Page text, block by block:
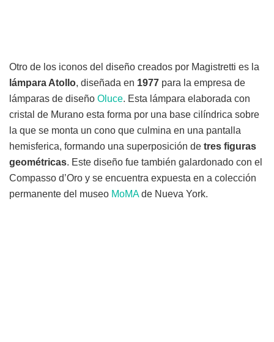
Otro de los iconos del diseño creados por Magistretti es la
lámpara Atollo, diseñada en 1977 para la empresa de
lámparas de diseño Oluce. Esta lámpara elaborada con
cristal de Murano esta forma por una base cilíndrica sobre
la que se monta un cono que culmina en una pantalla
hemisferica, formando una superposición de tres figuras
geométricas. Este diseño fue también galardonado con el
Compasso d’Oro y se encuentra expuesta en a colección
permanente del museo MoMAde Nueva York.